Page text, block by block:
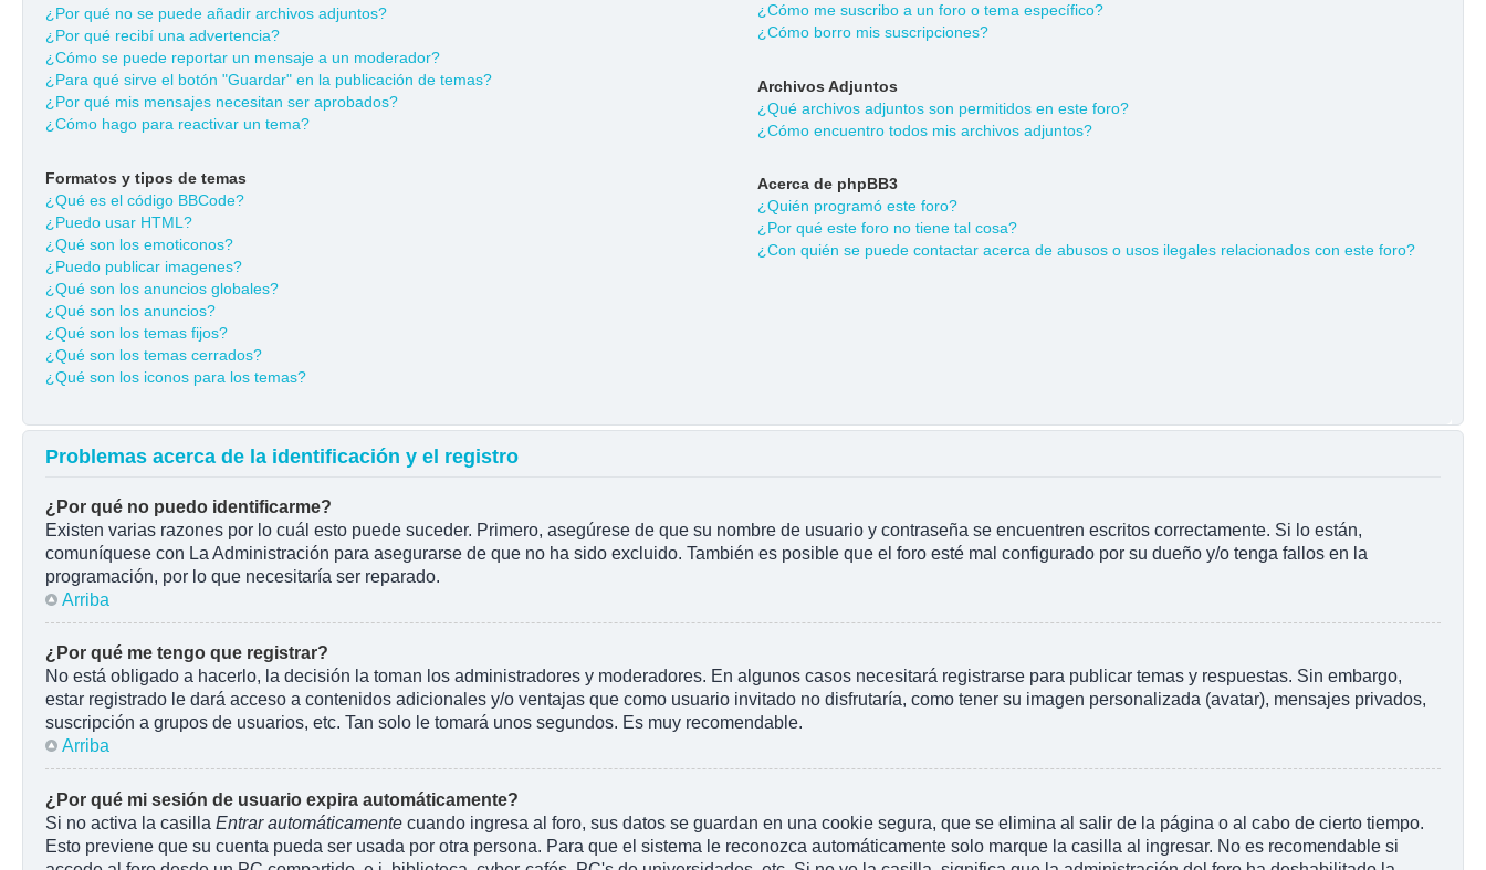
¿Por qué no se puede añadir archivos adjuntos?
¿Por qué recibí una advertencia?
¿Cómo se puede reportar un mensaje a un moderador?
¿Para qué sirve el botón "Guardar" en la publicación de temas?
¿Por qué mis mensajes necesitan ser aprobados?
¿Cómo hago para reactivar un tema?
Formatos y tipos de temas
¿Qué es el código BBCode?
¿Puedo usar HTML?
¿Qué son los emoticonos?
¿Puedo publicar imagenes?
¿Qué son los anuncios globales?
¿Qué son los anuncios?
¿Qué son los temas fijos?
¿Qué son los temas cerrados?
¿Qué son los iconos para los temas?
¿Cómo me suscribo a un foro o tema específico?
¿Cómo borro mis suscripciones?
Archivos Adjuntos
¿Qué archivos adjuntos son permitidos en este foro?
¿Cómo encuentro todos mis archivos adjuntos?
Acerca de phpBB3
¿Quién programó este foro?
¿Por qué este foro no tiene tal cosa?
¿Con quién se puede contactar acerca de abusos o usos ilegales relacionados con este foro?
Problemas acerca de la identificación y el registro
¿Por qué no puedo identificarme?
Existen varias razones por lo cuál esto puede suceder. Primero, asegúrese de que su nombre de usuario y contraseña se encuentren escritos correctamente. Si lo están,
comuníquese con La Administración para asegurarse de que no ha sido excluido. También es posible que el foro esté mal configurado por su dueño y/o tenga fallos en la
programación, por lo que necesitaría ser reparado.
Arriba
¿Por qué me tengo que registrar?
No está obligado a hacerlo, la decisión la toman los administradores y moderadores. En algunos casos necesitará registrarse para publicar temas y respuestas. Sin embargo,
estar registrado le dará acceso a contenidos adicionales y/o ventajas que como usuario invitado no disfrutaría, como tener su imagen personalizada (avatar), mensajes privados,
suscripción a grupos de usuarios, etc. Tan solo le tomará unos segundos. Es muy recomendable.
Arriba
¿Por qué mi sesión de usuario expira automáticamente?
Si no activa la casilla Entrar automáticamente cuando ingresa al foro, sus datos se guardan en una cookie segura, que se elimina al salir de la página o al cabo de cierto tiempo.
Esto previene que su cuenta pueda ser usada por otra persona. Para que el sistema le reconozca automáticamente solo marque la casilla al ingresar. No es recomendable si